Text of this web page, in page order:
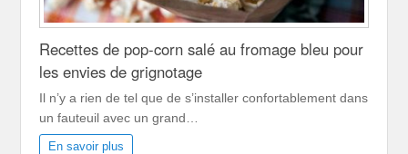
Recettes de pop-corn salé au fromage bleu pour
les envies de grignotage
Il n’y a rien de tel que de s’installer confortablement dans
un fauteuil avec un grand…
En savoir plus